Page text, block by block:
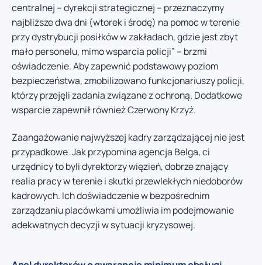
centralnej – dyrekcji strategicznej – przeznaczymy
najbliższe dwa dni (wtorek i środę) na pomoc w terenie
przy dystrybucji posiłków w zakładach, gdzie jest zbyt
mało personelu, mimo wsparcia policji” – brzmi
oświadczenie. Aby zapewnić podstawowy poziom
bezpieczeństwa, zmobilizowano funkcjonariuszy policji,
którzy przejęli zadania związane z ochroną. Dodatkowe
wsparcie zapewnił również Czerwony Krzyż.
Zaangażowanie najwyższej kadry zarządzającej nie jest
przypadkowe. Jak przypomina agencja Belga, ci
urzędnicy to byli dyrektorzy więzień, dobrze znający
realia pracy w terenie i skutki przewlekłych niedoborów
kadrowych. Ich doświadczenie w bezpośrednim
zarządzaniu placówkami umożliwia im podejmowanie
adekwatnych decyzji w sytuacji kryzysowej.